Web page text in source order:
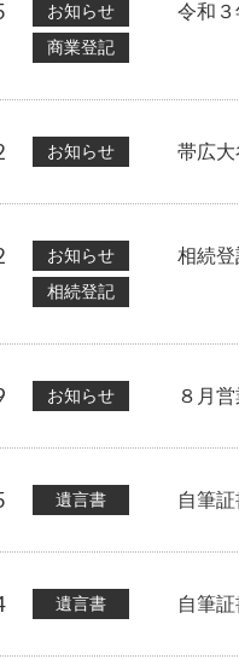
お知らせ
商業登記
令和
お知らせ 帯広
お知らせ
相続登記
相続
お知らせ ８月
遺言書 自筆
遺言書 自筆